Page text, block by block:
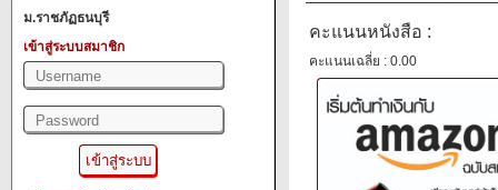
ม.ราชภัฏธนบุรี
เข้าสู่ระบบสมาชิก
คะแนนหนังสือ :
คะแนนเฉลี่ย : 0.00